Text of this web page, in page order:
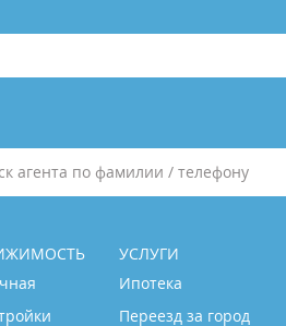
агента по фамилии / телефону
УСЛУГИ
Ипотека
Переезд за город